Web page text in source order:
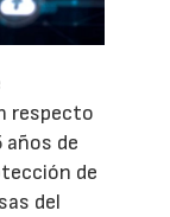
respecto
años de
de
del